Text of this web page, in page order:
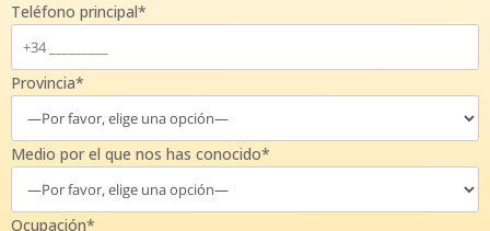
Teléfono principal*
Provincia*
Medio por el que nos has conocido*
Ocupación*